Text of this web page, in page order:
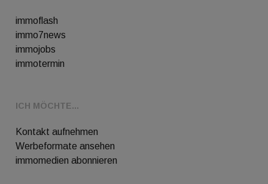
immoflash
immo7news
immojobs
immotermin
ICH MÖCHTE...
Kontakt aufnehmen
Werbeformate ansehen
immomedien abonnieren